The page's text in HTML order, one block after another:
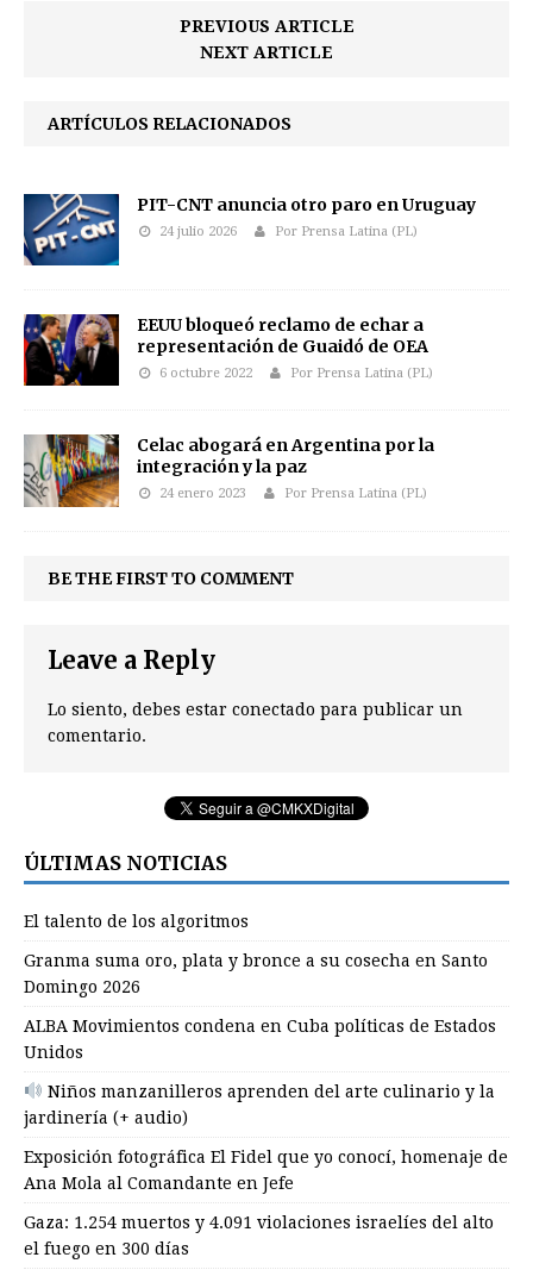
PREVIOUS ARTICLE
NEXT ARTICLE
ARTÍCULOS RELACIONADOS
PIT-CNT anuncia otro paro en Uruguay
24 julio 2026 Por Prensa Latina (PL)
EEUU bloqueó reclamo de echar a
representación de Guaidó de OEA
6 octubre 2022 Por Prensa Latina (PL)
Celac abogará en Argentina por la
integración y la paz
24 enero 2023 Por Prensa Latina (PL)
BE THE FIRST TO COMMENT
Leave a Reply
Lo siento, debes estar conectado para publicar un
comentario.
ÚLTIMAS NOTICIAS
El talento de los algoritmos
Granma suma oro, plata y bronce a su cosecha en Santo
Domingo 2026
ALBA Movimientos condena en Cuba políticas de Estados
Unidos
Niños manzanilleros aprenden del arte culinario y la
jardinería (+ audio)
Exposición fotográfica El Fidel que yo conocí, homenaje de
Ana Mola al Comandante en Jefe
Gaza: 1.254 muertos y 4.091 violaciones israelíes del alto
el fuego en 300 días